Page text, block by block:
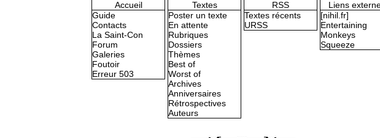
Accueil
Guide
Contacts
La Saint-Con
Forum
Galeries
Foutoir
Erreur 503
Textes
Poster un texte
En attente
Rubriques
Dossiers
Thèmes
Best of
Worst of
Archives
Anniversaires
Rétrospectives
Auteurs
RSS
Textes récents
URSS
Liens
[nihil.fr]
Entertaining
Monkeys
Squeeze